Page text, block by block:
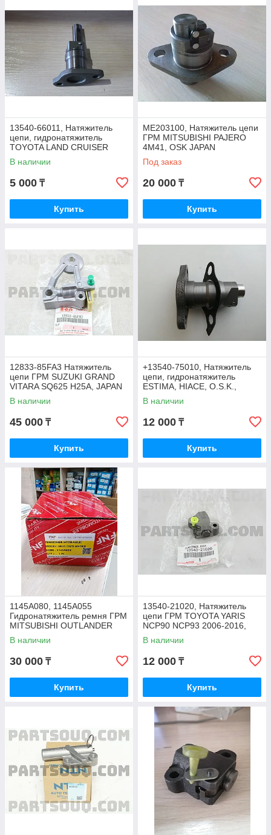
13540-66011, Натяжитель
цепи, гидронатяжитель
TOYOTA LAND CRUISER
FZJ105 1999-2008
В наличии
5 000 ₸
Купить
ME203100, Натяжитель цепи
ГРМ MITSUBISHI PAJERO
4M41, OSK JAPAN
Под заказ
20 000 ₸
Купить
12833-85FA3 Натяжитель
цепи ГРМ SUZUKI GRAND
VITARA SQ625 H25A, JAPAN
В наличии
45 000 ₸
Купить
+13540-75010, Натяжитель
цепи, гидронатяжитель
ESTIMA, HIACE, O.S.K.,
JAPAN
В наличии
12 000 ₸
Купить
1145A080, 1145A055
Гидронатяжитель ремня ГРМ
MITSUBISHI OUTLANDER
CW6W 6B31 2006-2012
В наличии
30 000 ₸
Купить
13540-21020, Натяжитель
цепи ГРМ TOYOTA YARIS
NCP90 NCP93 2006-2016,
JAPAN
В наличии
12 000 ₸
Купить